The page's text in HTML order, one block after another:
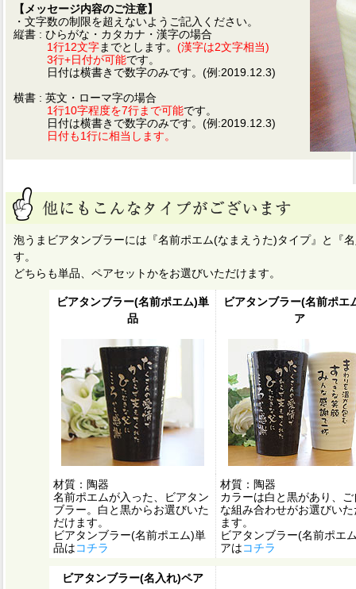
【メッセージ内容のご注意】
・文字数の制限を超えないようご記入ください。
縦書 : ひらがな・カタカナ・漢字の場合
1行12文字までとします。 (漢字は2文字相当)
3行+日付が可能です。
日付は横書きで数字のみです。(例:2019.12.3)
横書 : 英文・ローマ字の場合
1行10字程度を7行まで可能です。
日付は横書きで数字のみです。(例:2019.12.3)
日付も1行に相当します。
泡うまビアタンブラーには『名前ポエム(なまえうた)タイプ』と『
す。
どちらも単品、ペアセットかをお選びいただけます。
ビアタンブラー(名前ポエム)単
品
ビアタンブラー(名前ポエ
ア
材質：陶器
名前ポエムが入った、ビアタン
ブラー。白と黒からお選びいた
だけます。
ビアタンブラー(名前ポエム)単
品はコチラ
材質：陶器
カラーは白と黒があり、
な組み合わせがお選びい
ます。
ビアタンブラー(名前ポエ
アはコチラ
ビアタンブラー(名入れ)ペア